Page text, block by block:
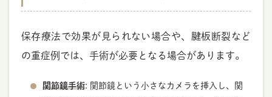
保存療法で効果が見られない場合や、腱板断裂など
の重症例では、手術が必要となる場合があります。
関節鏡手術: 関節鏡という小さなカメラを挿入し、関